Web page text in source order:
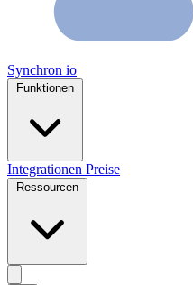
Synchron io
Integrationen Preise